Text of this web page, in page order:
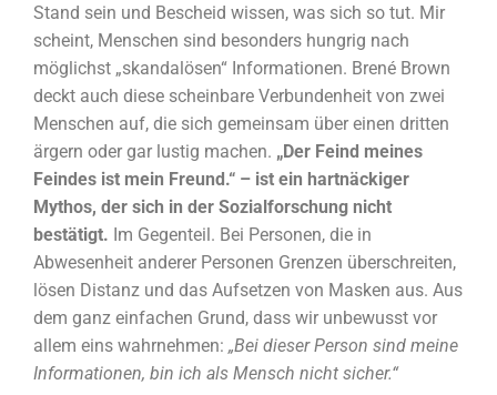
Stand sein und Bescheid wissen, was sich so tut. Mir
scheint, Menschen sind besonders hungrig nach
möglichst „skandalösen“ Informationen. Brené Brown
deckt auch diese scheinbare Verbundenheit von zwei
Menschen auf, die sich gemeinsam über einen dritten
ärgern oder gar lustig machen. „Der Feind meines
Feindes ist mein Freund.“ – ist ein hartnäckiger
Mythos, der sich in der Sozialforschung nicht
bestätigt. Im Gegenteil. Bei Personen, die in
Abwesenheit anderer Personen Grenzen überschreiten,
lösen Distanz und das Aufsetzen von Masken aus. Aus
dem ganz einfachen Grund, dass wir unbewusst vor
allem eins wahrnehmen: „Bei dieser Person sind meine
Informationen, bin ich als Mensch nicht sicher.“